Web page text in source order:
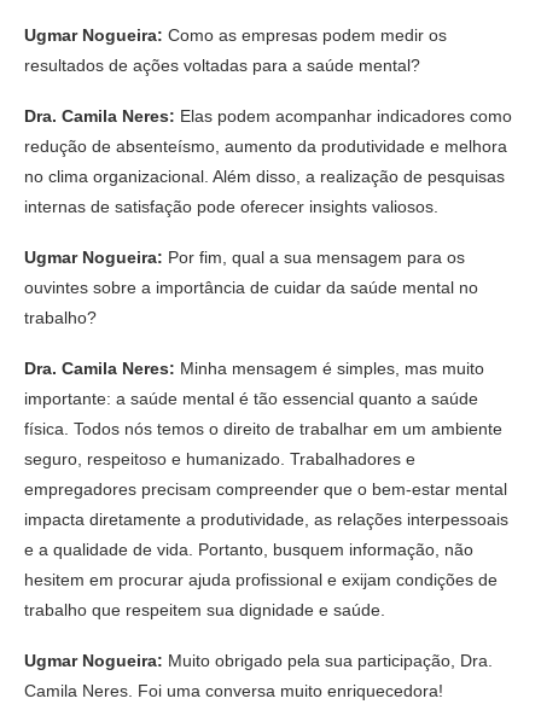
Ugmar Nogueira: Como as empresas podem medir os
resultados de ações voltadas para a saúde mental?
Dra. Camila Neres: Elas podem acompanhar indicadores como
redução de absenteísmo, aumento da produtividade e melhora
no clima organizacional. Além disso, a realização de pesquisas
internas de satisfação pode oferecer insights valiosos.
Ugmar Nogueira: Por fim, qual a sua mensagem para os
ouvintes sobre a importância de cuidar da saúde mental no
trabalho?
Dra. Camila Neres: Minha mensagem é simples, mas muito
importante: a saúde mental é tão essencial quanto a saúde
física. Todos nós temos o direito de trabalhar em um ambiente
seguro, respeitoso e humanizado. Trabalhadores e
empregadores precisam compreender que o bem-estar mental
impacta diretamente a produtividade, as relações interpessoais
e a qualidade de vida. Portanto, busquem informação, não
hesitem em procurar ajuda profissional e exijam condições de
trabalho que respeitem sua dignidade e saúde.
Ugmar Nogueira: Muito obrigado pela sua participação, Dra.
Camila Neres. Foi uma conversa muito enriquecedora!